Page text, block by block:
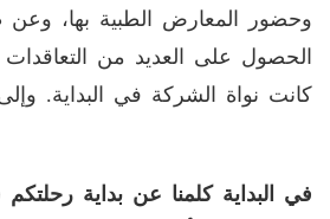
وحضور المعارض الطبية بها،
الحصول على العديد من التعاقدات
كانت نواة الشركة في البداية.
في البداية كلمنا عن بداية